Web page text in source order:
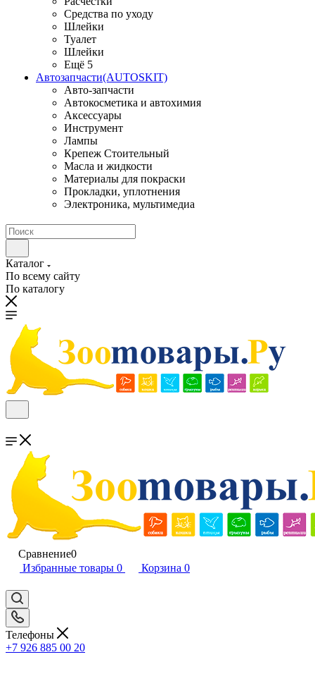
Средства по уходу
Шлейки
Туалет
Шлейки
Ещё 5
Автозапчасти(AUTOSKIT)
Авто-запчасти
Автокосметика и автохимия
Аксессуары
Инструмент
Лампы
Крепеж Стоительный
Масла и жидкости
Материалы для покраски
Прокладки, уплотнения
Электроника, мультимедиа
Каталог
По всему сайту
По каталогу
Сравнение0
Избранные товары 0 Корзина 0
Телефоны
+7 926 885 00 20